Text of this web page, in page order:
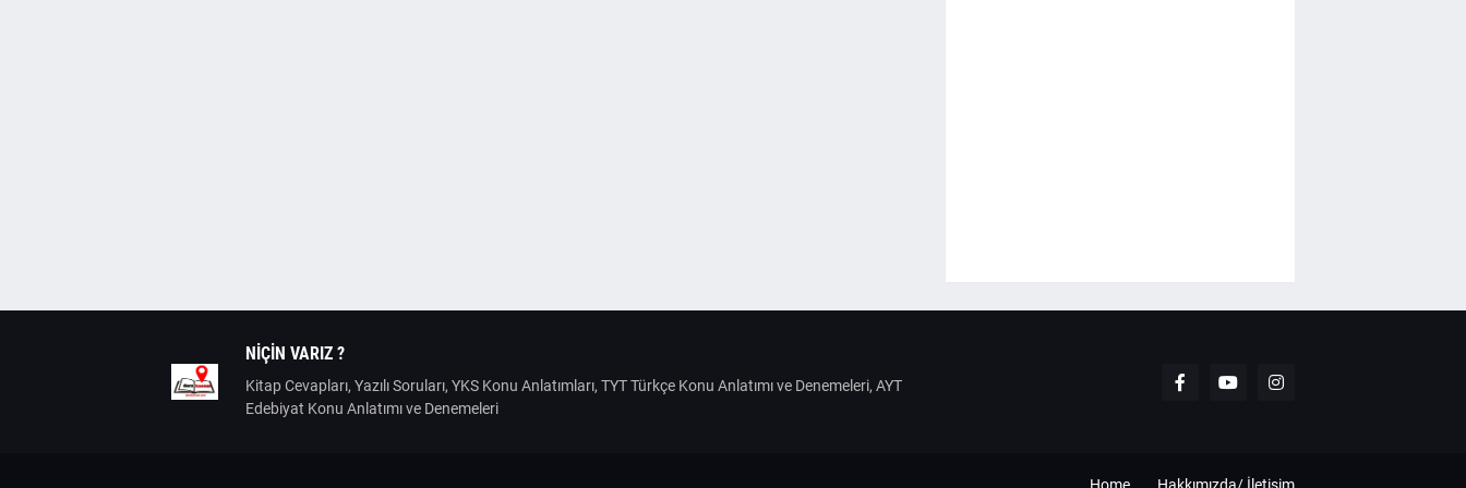
NIÇIN VARIZ ?
Kitap Cevapları, Yazılı Soruları, YKS Konu Anlatımları, TYT Türkçe Konu Anlatımı ve Denemeleri, AYT
Edebiyat Konu Anlatımı ve Denemeleri
Home Hakkımızda/ İletişim